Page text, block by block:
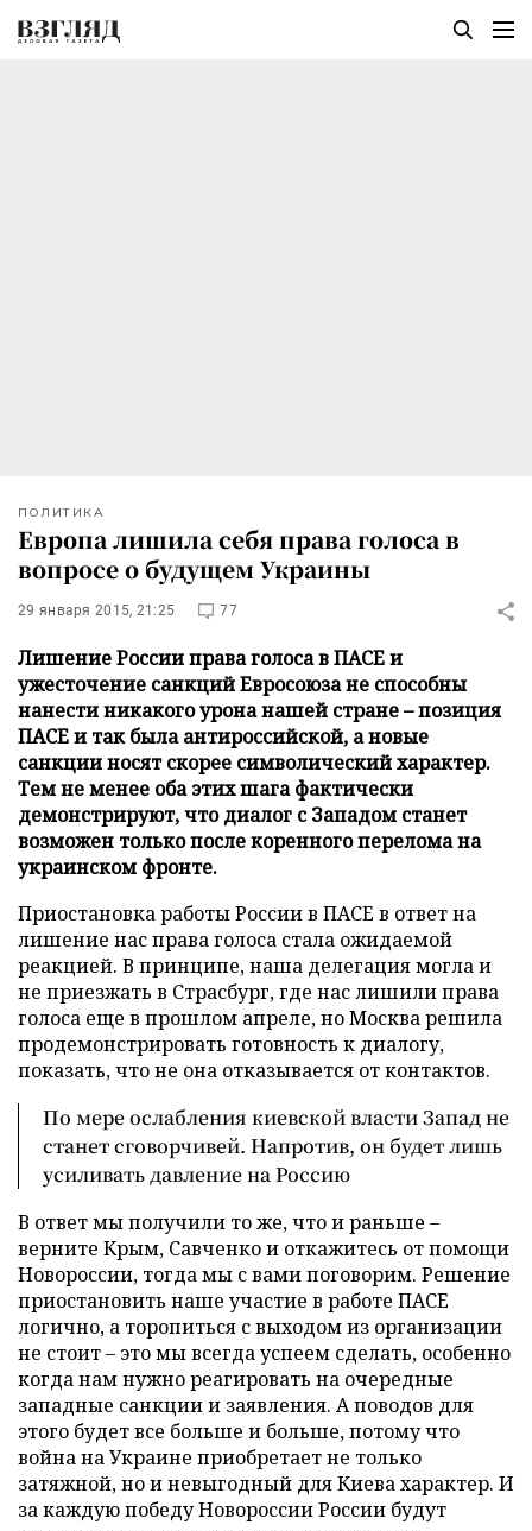
ПОЛИТИКА
Европа лишила себя права голоса в
вопросе о будущем Украины
29 января 2015, 21:25 77
Лишение России права голоса в ПАСЕ и
ужесточение санкций Евросоюза не способны
нанести никакого урона нашей стране – позиция
ПАСЕ и так была антироссийской, а новые
санкции носят скорее символический характер.
Тем не менее оба этих шага фактически
демонстрируют, что диалог с Западом станет
возможен только после коренного перелома на
украинском фронте.
Приостановка работы России в ПАСЕ в ответ на
лишение нас права голоса стала ожидаемой
реакцией. В принципе, наша делегация могла и
не приезжать в Страсбург, где нас лишили права
голоса еще в прошлом апреле, но Москва решила
продемонстрировать готовность к диалогу,
показать, что не она отказывается от контактов.
По мере ослабления киевской власти Запад не
станет сговорчивей. Напротив, он будет лишь
усиливать давление на Россию
В ответ мы получили то же, что и раньше –
верните Крым, Савченко и откажитесь от помощи
Новороссии, тогда мы с вами поговорим. Решение
приостановить наше участие в работе ПАСЕ
логично, а торопиться с выходом из организации
не стоит – это мы всегда успеем сделать, особенно
когда нам нужно реагировать на очередные
западные санкции и заявления. А поводов для
этого будет все больше и больше, потому что
война на Украине приобретает не только
затяжной, но и невыгодный для Киева характер. И
за каждую победу Новороссии России будут